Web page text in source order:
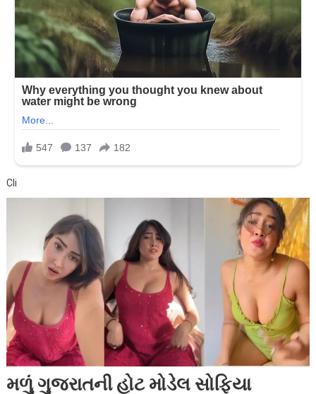
Cli
મળું ગુજરાતની હોટ મોડેલ સોફિયા